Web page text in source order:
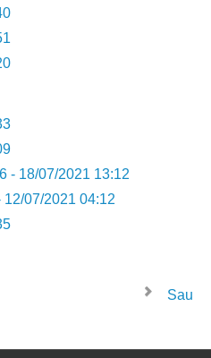
- 18/07/2021 13:12
12/07/2021 04:12
Sau